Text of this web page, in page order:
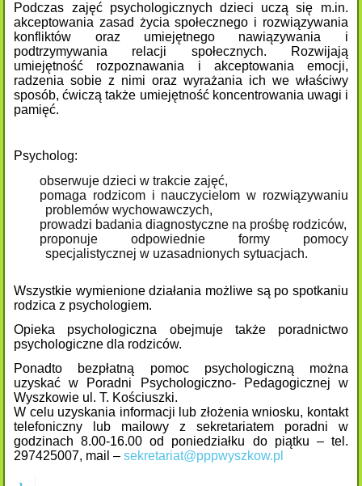
Podczas zajęć psychologicznych dzieci uczą się m.in.
akceptowania zasad życia społecznego i rozwiązywania
konfliktów oraz umiejętnego nawiązywania i
podtrzymywania relacji społecznych. Rozwijają
umiejętność rozpoznawania i akceptowania emocji,
radzenia sobie z nimi oraz wyrażania ich we właściwy
sposób, ćwiczą także umiejętność koncentrowania uwagi i
pamięć.
Psycholog:
obserwuje dzieci w trakcie zajęć,
pomaga rodzicom i nauczycielom w rozwiązywaniu
problemów wychowawczych,
prowadzi badania diagnostyczne na prośbę rodziców,
proponuje odpowiednie formy pomocy
specjalistycznej w uzasadnionych sytuacjach.
Wszystkie wymienione działania możliwe są po spotkaniu
rodzica z psychologiem.
Opieka psychologiczna obejmuje także poradnictwo
psychologiczne dla rodziców.
Ponadto bezpłatną pomoc psychologiczną można
uzyskać w Poradni Psychologiczno- Pedagogicznej w
Wyszkowie ul. T. Kościuszki.
W celu uzyskania informacji lub złożenia wniosku, kontakt
telefoniczny lub mailowy z sekretariatem poradni w
godzinach 8.00-16.00 od poniedziałku do piątku – tel.
297425007, mail –sekretariat@pppwyszkow.pl